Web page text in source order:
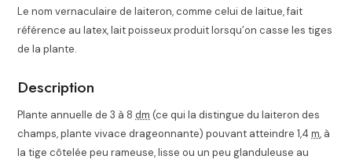
Le nom vernaculaire de laiteron, comme celui de laitue, fait
référence au latex, lait poisseux produit lorsqu’on casse les tiges
de la plante.
Description
Plante annuelle de 3 à 8dm (ce qui la distingue du laiteron des
champs, plante vivace drageonnante) pouvant atteindre 1,4m, à
la tige côtelée peu rameuse, lisse ou un peu glanduleuse au